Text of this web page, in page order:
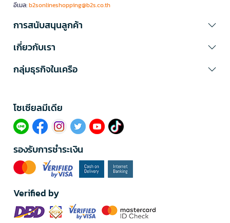
อีเมล:b2sonlineshopping@b2s.co.th
การสนับสนุนลูกค้า
เกี่ยวกับเรา
กลุ่มธุรกิจในเครือ
โซเซียลมีเดีย​
รองรับการชำระเงิน
Verified by